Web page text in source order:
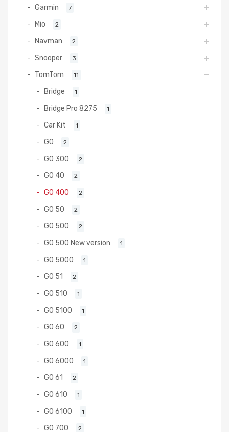
Garmin 7
Mio 2
Navman 2
Snooper 3
TomTom 11
Bridge 1
Bridge Pro 8275 1
Car Kit 1
GO 2
GO 300 2
GO 40 2
GO 400 2
GO 50 2
GO 500 2
GO 500 New version 1
GO 5000 1
GO 51 2
GO 510 1
GO 5100 1
GO 60 2
GO 600 1
GO 6000 1
GO 61 2
GO 610 1
GO 6100 1
GO 700 2